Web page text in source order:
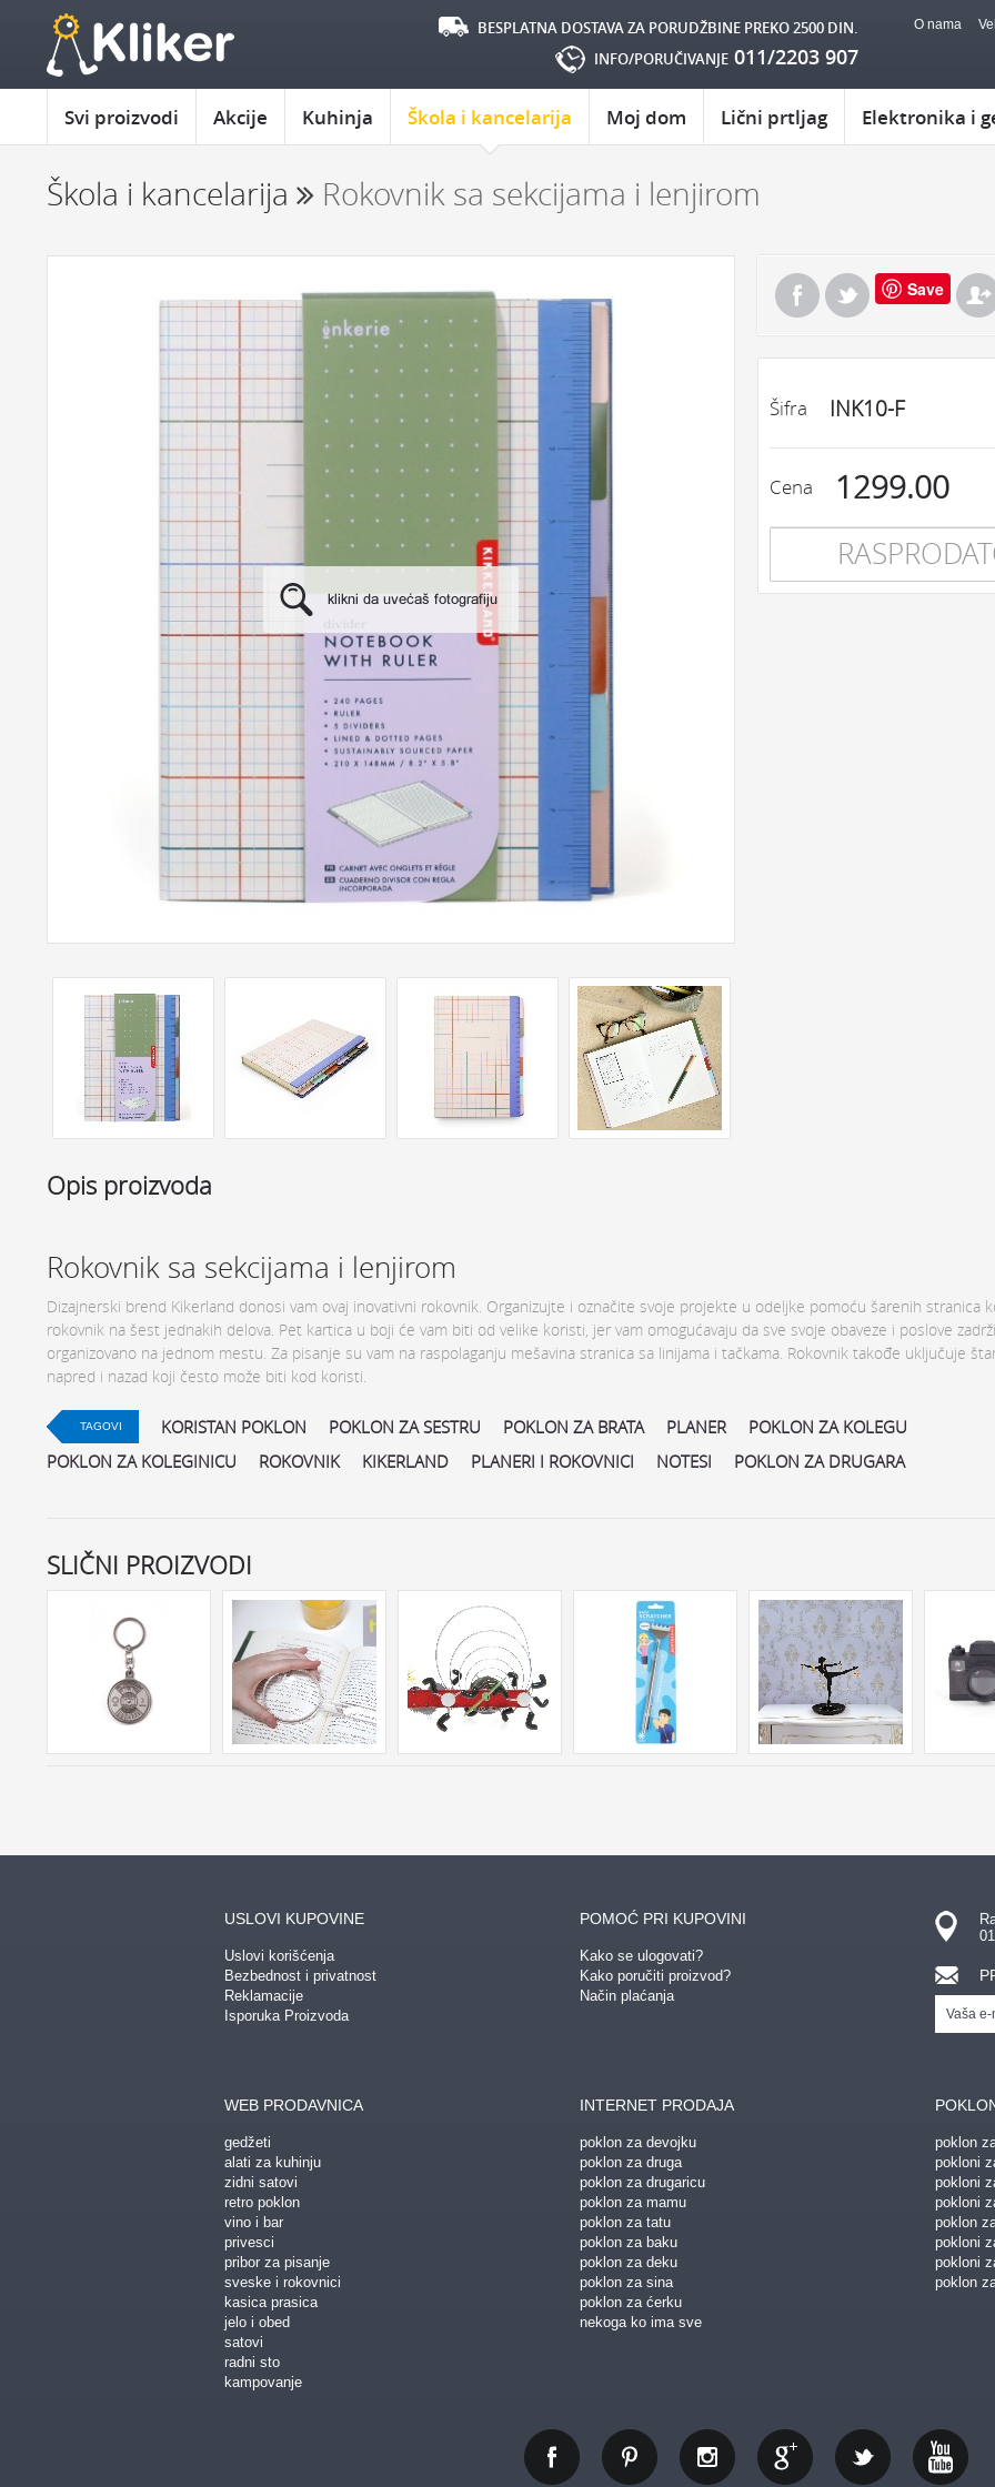
O nama
BESPLATNA DOSTAVA ZA PORUDŽBINE PREKO 2500 DIN.
INFO/PORUČIVANJE 011/2203 907
Svi proizvodi Akcije Kuhinja Škola i kancelarija Moj dom Lični prtljag Elektronika i
Škola i kancelarija Rokovnik sa sekcijama i lenjirom
Save
Šifra INK10-F
Cena 1299.00
Opis proizvoda
Rokovnik sa sekcijama i lenjirom
Dizajnerski brend Kikerland donosi vam ovaj inovativni rokovnik. Organizujte i označite svoje projekte u odeljke pomoću šarenih stranica
rokovnik na šest jednakih delova. Pet kartica u boji će vam biti od velike koristi, jer vam omogućavaju da sve svoje obaveze i poslove
organizovano na jednom mestu. Za pisanje su vam na raspolaganju mešavina stranica sa linijama i tačkama. Rokovnik takođe uključuje
napred i nazad koji često može biti kod koristi.
TAGOVI KORISTAN POKLON POKLON ZA SESTRU POKLON ZA BRATA PLANER
POKLON ZA KOLEGU
POKLON ZA KOLEGINICU
ROKOVNIK KIKERLAND PLANERI I ROKOVNICI NOTESI POKLON ZA DRUGARA
SLIČNI PROIZVODI
USLOVI KUPOVINE
Uslovi korišćenja
Bezbednost i privatnost
Reklamacije
Isporuka Proizvoda
POMOĆ PRI KUPOVINI
Kako se ulogovati?
Kako poručiti proizvod?
Način plaćanja
WEB PRODAVNICA
gedžeti
alati za kuhinju
zidni satovi
retro poklon
vino i bar
privesci
pribor za pisanje
sveske i rokovnici
kasica prasica
jelo i obed
satovi
radni sto
kampovanje
INTERNET PRODAJA
poklon za devojku
poklon za druga
poklon za drugaricu
poklon za mamu
poklon za tatu
poklon za baku
poklon za deku
poklon za sina
poklon za ćerku
nekoga ko ima sve
poklon
pokloni
pokloni
pokloni
poklon
pokloni
pokloni
poklon